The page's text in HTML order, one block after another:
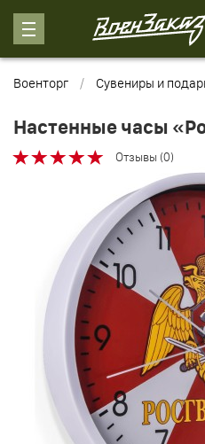
Военторг Сувениры и
Настенные часы
Отзывы (0)